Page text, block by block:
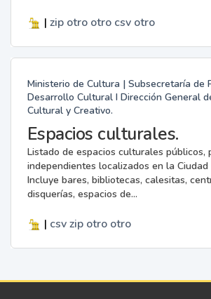
| zip otro otro csv otro
Ministerio de Cultura | Subsecretaría de
Desarrollo Cultural I Dirección General
Cultural y Creativo.
Espacios culturales.
Listado de espacios culturales públicos,
independientes localizados en la Ciudad
Incluye bares, bibliotecas, calesitas,
disquerías, espacios de...
| csv zip otro otro